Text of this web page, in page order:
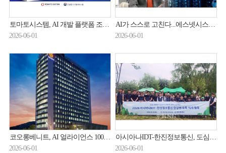
토마토시스템, AI 개발 플랫폼 조달청 등록...AI로 UI 자동 생성
2026-06-01
AI가 스스로 고친다...에스넷시스템 '셀프 힐링'
2026-06-01
코오롱베니트, AI 얼라이언스 100개사 돌파… AX 패키지 사업 확장
2026-06-01
아시아나IDT-한진정보통신, 도심 생태계 회복 맞손
2026-06-01